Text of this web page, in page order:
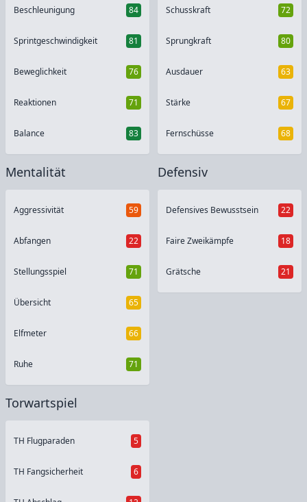
Beschleunigung 84
Sprintgeschwindigkeit 81
Beweglichkeit 76
Reaktionen 71
Balance 83
Schusskraft 72
Sprungkraft 80
Ausdauer 63
Stärke 67
Fernschüsse 68
Mentalität
Aggressivität 59
Abfangen 22
Stellungsspiel 71
Übersicht 65
Elfmeter 66
Ruhe 71
Defensiv
Defensives Bewusstsein 22
Faire Zweikämpfe 18
Grätsche 21
Torwartspiel
TH Flugparaden 5
TH Fangsicherheit 6